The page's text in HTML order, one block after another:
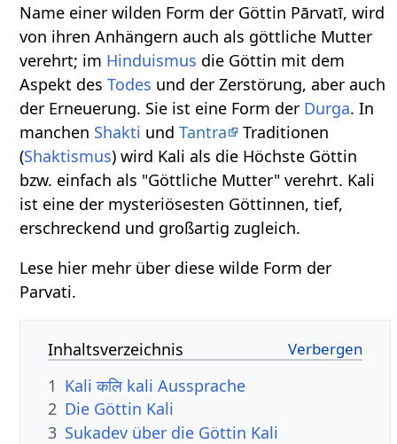
Name einer wilden Form der Göttin Pārvatī, wird
von ihren Anhängern auch als göttliche Mutter
verehrt; im Hinduismus die Göttin mit dem
Aspekt desTodes und der Zerstörung, aber auch
der Erneuerung. Sie ist eine Form der Durga. In
manchen Shakti undTantra
Traditionen
(Shaktismus) wird Kali als die Höchste Göttin
bzw. einfach als "Göttliche Mutter" verehrt. Kali
ist eine der mysteriösesten Göttinnen, tief,
erschreckend und großartig zugleich.
Lese hier mehr über diese wilde Form der
Parvati.
Inhaltsverzeichnis
1 Kali कलि kali Aussprache
2 Die Göttin Kali
3 Sukadev über die Göttin Kali